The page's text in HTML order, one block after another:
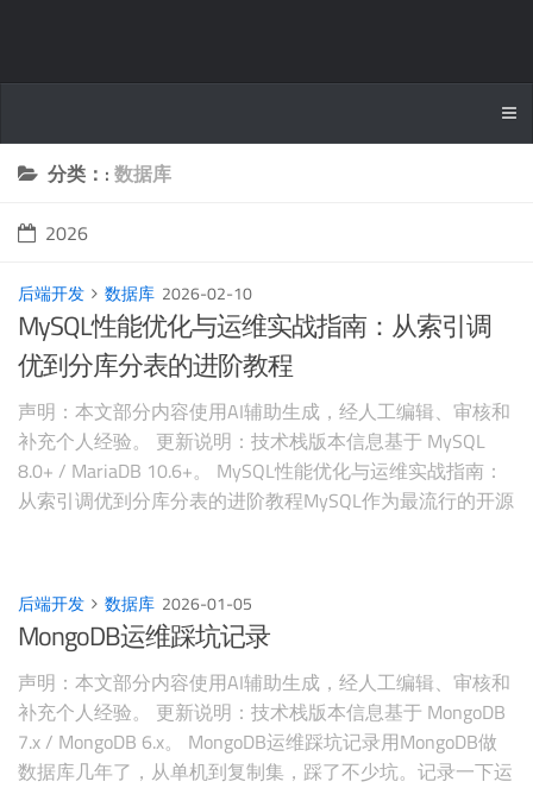
分类：: 数据库
2026
后端开发 数据库 2026-02-10
MySQL性能优化与运维实战指南：从索引调
优到分库分表的进阶教程
声明：本文部分内容使用AI辅助生成，经人工编辑、审核和
补充个人经验。 更新说明：技术栈版本信息基于 MySQL
8.0+ / MariaDB 10.6+。 MySQL性能优化与运维实战指南：
从索引调优到分库分表的进阶教程MySQL作为最流行的开源
关键环节。这里从索引原理到架构设计，
后端开发 数据库 2026-01-05
MongoDB运维踩坑记录
声明：本文部分内容使用AI辅助生成，经人工编辑、审核和
补充个人经验。 更新说明：技术栈版本信息基于 MongoDB
7.x / MongoDB 6.x。 MongoDB运维踩坑记录用MongoDB做
数据库几年了，从单机到复制集，踩了不少坑。记录一下运